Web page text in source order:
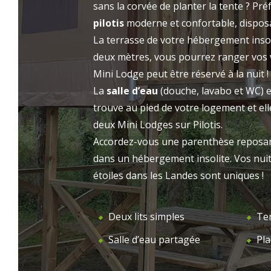
ACCUEIL LE
prestations de qualité sublimeront votre
séjour au Camping l’Étang d’Ardy. Choisissez
vos dates de vacances, sélectionnez votre
hébergement et partez en direction des
sans la corvée de planter la tente ?
pilotis moderne et confortable,
La terrasse de votre hébergement
deux mètres, vous pourrez ranger vos
Mini Lodge peut être réservé à la nuit !
La salle d’eau (douche, lavabo et WC)
trouve au pied de votre logement et
deux Mini Lodges sur Pilotis.
Accordez-vous une parenthèse
dans un hébergement insolite. Vos
étoiles dans les Landes sont uniques !
Deux lits simples
Salle d’eau partagée